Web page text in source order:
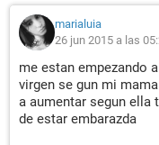
marialuia
26 jun 2015 a las
me estan empezando
virgen se gun mi
a aumentar segun ella
de estar embarazda